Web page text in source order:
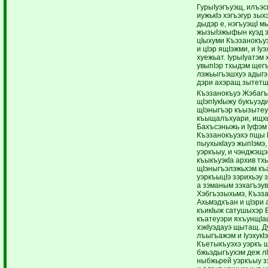
ГурыIуэгъуэщ,
иужькIэ хэгъэгур
дыдэр е, нэгъуэщI
жызыIэжыфын куэд
цIыхуми
и цIэр ящIэжми, и
хуежьат.
увыпIэр тхыдэм
лэжьыгъэшхуэ
дэри ахэращ
Къэзанокъуэ
щIэпIукIыжу
щIэныгъэр
къыщалъхуари,
Бахъсэныжь и Iуфэм
Къэзанокъуэхэ пщы
пыухыкIауэ
уэркъыу, и
къыкъуэкIа архив
щIэныгъэлэжьхэм
уэркъыцIэ зэрихьэу
а зэманым
Хэбгъэзыхьмэ,
Ахьмэдхъан и
къикIыж сатушыхэр
къатеуэри
хэкIуэдауэ щытащ.
лъыгъажэм и
Къетыкъуэхэ
бжьэдыгъухэм деж
ныбжьрей уэркъыу